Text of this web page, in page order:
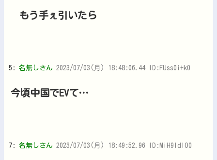
もう手ぇ引いたら
5: 名無しさん 2023/07/03(月) 18:48:06.44 ID:FUss0i+k0
今頃中国でEVて…
7: 名無しさん 2023/07/03(月) 18:49:52.96 ID:MiH9IdlO0